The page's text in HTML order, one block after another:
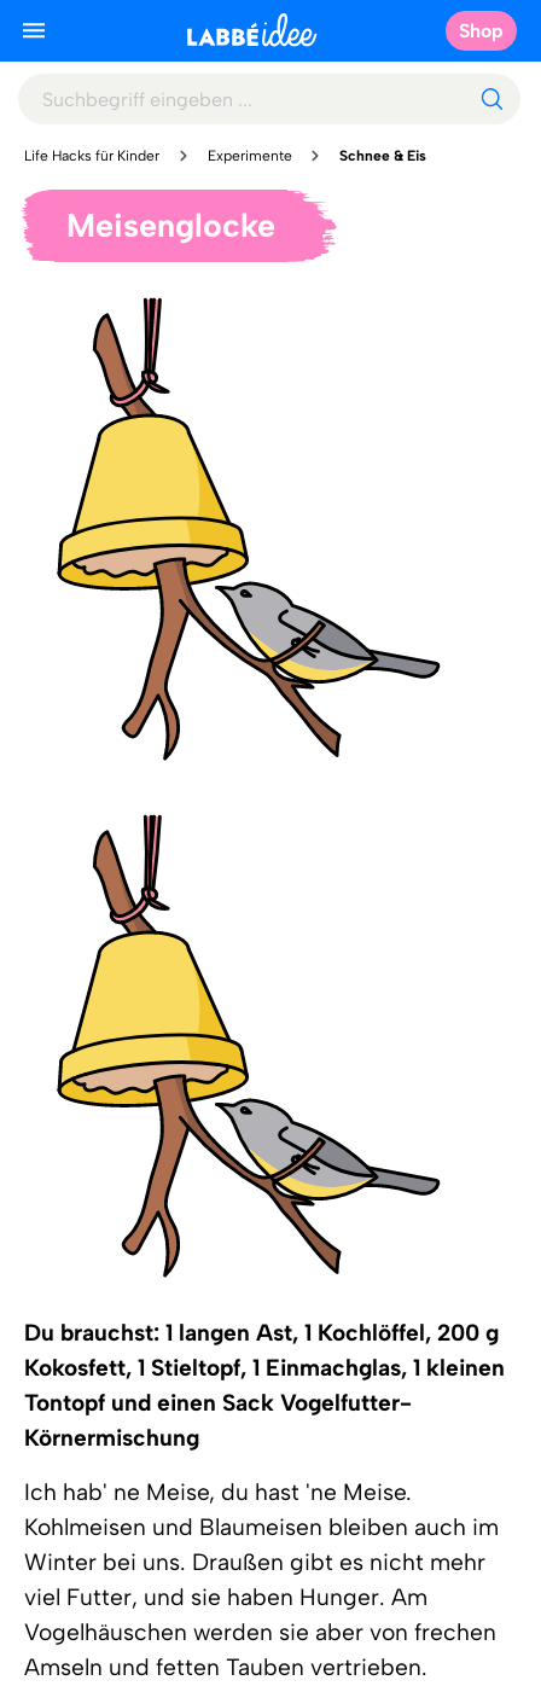
Shop
Life Hacks für Kinder Experimente Schnee & Eis
Meisenglocke
Du brauchst: 1 langen Ast, 1 Kochlöffel, 200 g
Kokosfett, 1 Stieltopf, 1 Einmachglas, 1 kleinen
Tontopf und einen Sack Vogelfutter-
Körnermischung
Ich hab' ne Meise, du hast 'ne Meise.
Kohlmeisen und Blaumeisen bleiben auch im
Winter bei uns. Draußen gibt es nicht mehr
viel Futter, und sie haben Hunger. Am
Vogelhäuschen werden sie aber von frechen
Amseln und fetten Tauben vertrieben.